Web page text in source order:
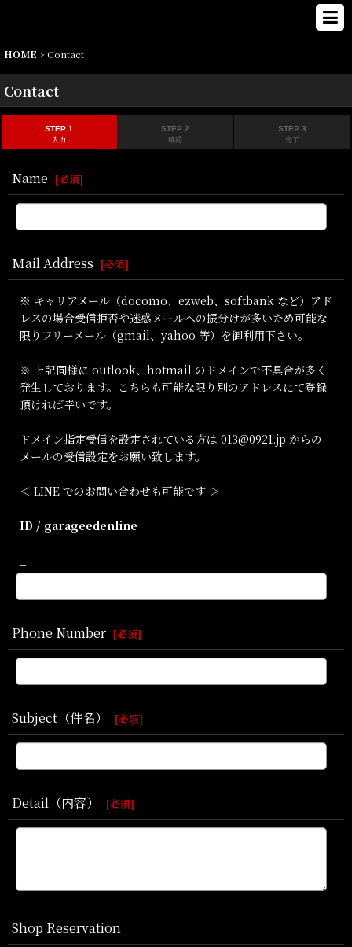
HOME > Contact
Contact
STEP 1
入力
STEP 2
確認
STEP 3
完了
Name [必須]
Mail Address [必須]
※ キャリアメール（docomo、ezweb、softbank など）アド
レスの場合受信拒否や迷惑メールへの振分けが多いため可能な
限りフリーメール（gmail、yahoo 等）を御利用下さい。
※ 上記同様に outlook、hotmail のドメインで不具合が多く
発生しております。こちらも可能な限り別のアドレスにて登録
頂ければ幸いです。
ドメイン指定受信を設定されている方は 013@0921.jp からの
メールの受信設定をお願い致します。
＜ LINE でのお問い合わせも可能です ＞
ID / garageedenline
Phone Number [必須]
Subject（件名） [必須]
Detail（内容） [必須]
Shop Reservation